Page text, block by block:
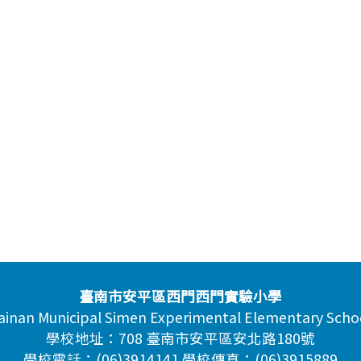
臺南市安平區西門西門實驗小學
Municipal Simen Experimental Elementary
學校地址：708 臺南市安平區安北路180號